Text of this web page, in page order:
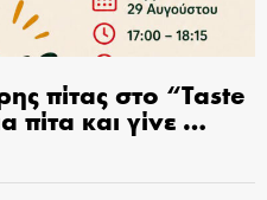
πίτας στο “Taste
και γίνε …